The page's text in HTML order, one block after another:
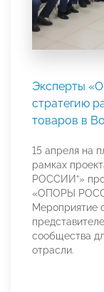
Эксперты
стратегию
товаров в
15 апреля на
рамках
РОССИИ”»
«ОПОРЫ
Мероприятие
сообщества
отрасли.